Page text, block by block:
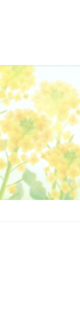
ツ
に
移
動
シ
ョ
ン
に
移
動